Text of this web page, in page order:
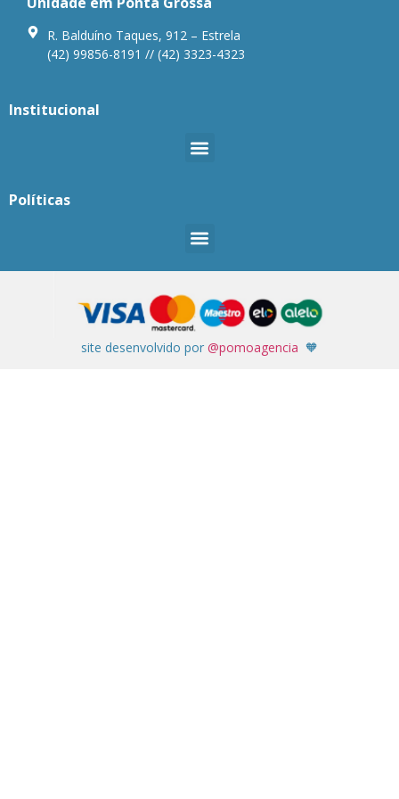
R. Balduíno Taques, 912 – Estrela
(42) 99856-8191 // (42) 3323-4323
Institucional
Políticas
site desenvolvido por @pomoagencia 🧡